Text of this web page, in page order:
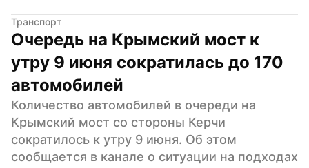
Транспорт
Очередь на Крымский мост к
утру 9 июня сократилась до 170
автомобилей
Количество автомобилей в очереди на
Крымский мост со стороны Керчи
сократилось к утру 9 июня. Об этом
сообщается в канале о ситуации на подходах